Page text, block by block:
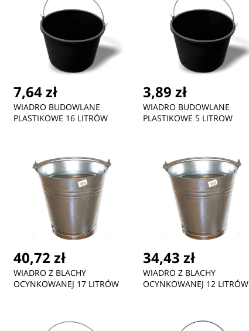
7,64 zł
WIADRO BUDOWLANE
PLASTIKOWE 16 LITRÓW
3,89 zł
WIADRO BUDOWLANE
PLASTIKOWE 5 LITROW
40,72 zł
WIADRO Z BLACHY
OCYNKOWANEJ 17 LITRÓW
34,43 zł
WIADRO Z BLACHY
OCYNKOWANEJ 12 LITRÓW